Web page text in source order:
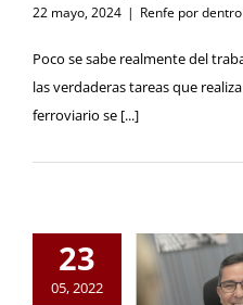
22 mayo, 2024 | Renfe por dentro
Poco se sabe realmente del
las verdaderas tareas que
ferroviario se [...]
23
05, 2022